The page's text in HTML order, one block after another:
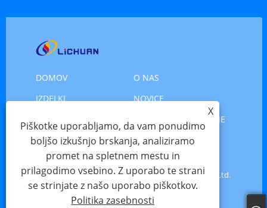
DOMOV
O NAS
IZDELKI
NOVICE
PRENESI
POŠLJI POVPRAŠEVANJE
KONTAKTIRAJTE NAS
Copyright © 2025 Shenzhen Xinlichuan Electric Co., Ltd.
- Servo motor, motorni servo, koračni motor - vse
pravice pridržane
X
Piškotke uporabljamo, da vam ponudimo
boljšo izkušnjo brskanja, analiziramo
promet na spletnem mestu in
prilagodimo vsebino. Z uporabo te strani
se strinjate z našo uporabo piškotkov.
Politika zasebnosti